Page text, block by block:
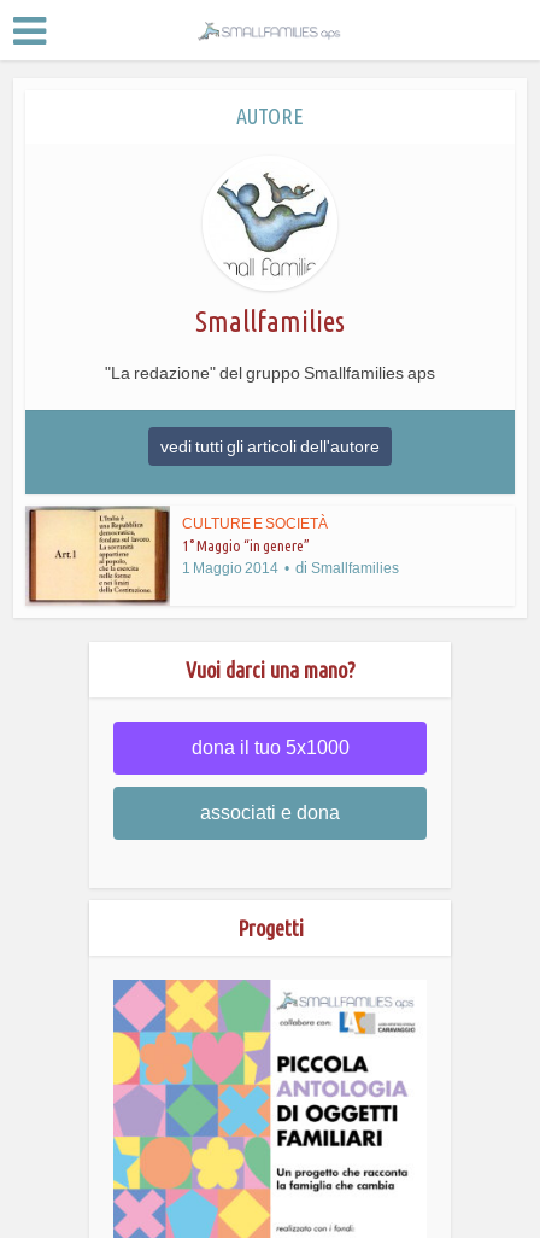
AUTORE
Smallfamilies
"La redazione" del gruppo Smallfamilies aps
vedi tutti gli articoli dell'autore
CULTURE E SOCIETÀ
1° Maggio “in genere”
1 Maggio 2014
diSmallfamilies
Vuoi darci una mano?
dona il tuo 5x1000
associati e dona
Progetti